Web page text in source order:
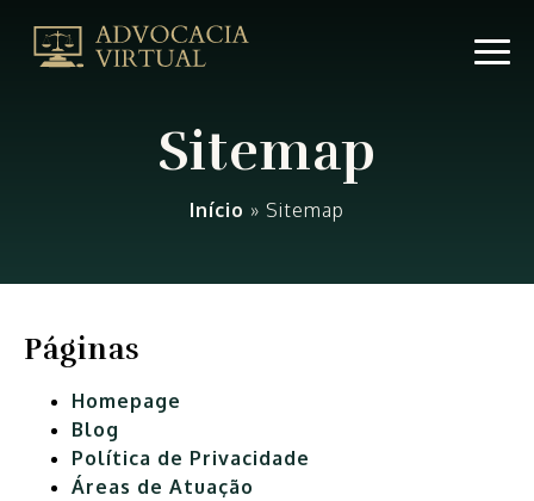
Sitemap
Sitemap
Início » Sitemap
Páginas
Homepage
Blog
Política de Privacidade
Áreas de Atuação